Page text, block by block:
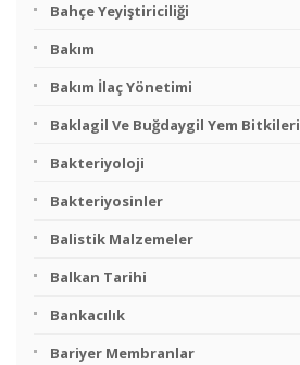
Bahçe Yeyiştiriciliği
Bakım
Bakım İlaç Yönetimi
Baklagil Ve Buğdaygil Yem Bitkileri
Bakteriyoloji
Bakteriyosinler
Balistik Malzemeler
Balkan Tarihi
Bankacılık
Bariyer Membranlar